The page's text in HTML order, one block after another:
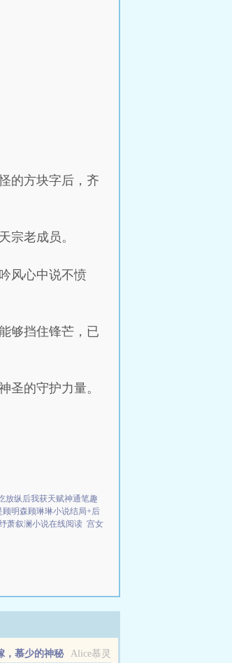
的方块字后，齐
宗老成员。
风心中说不愤
够挡住锋芒，已
圣的守护力量。
放纵后我获天赋神通笔趣
顾明森顾琳琳小说结局+后
萧叙澜小说在线阅读 宫女
Alice慕灵
，慕少的神秘